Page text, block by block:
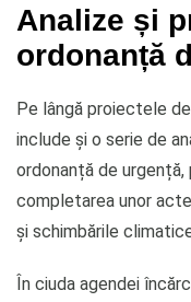
Analize și
ordonanță
Pe lângă proiectele
include și o serie de
ordonanță de
completarea unor
și schimbările
În ciuda agendei